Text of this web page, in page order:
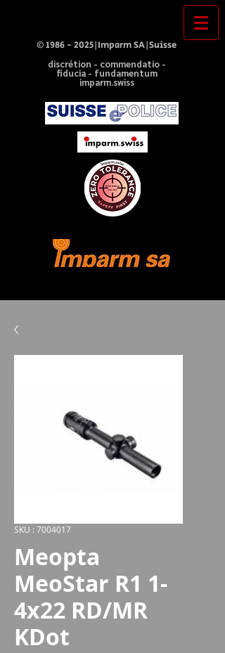
©1986 - 2025|Imparm SA|Suisse
discrétion - commendatio -
fiducia - fundamentum
imparm.swiss
SKU : 7004017
Meopta
MeoStar R1 1-
4x22 RD/MR
KDot